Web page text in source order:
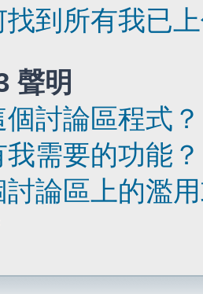
到所有我已
聲明
討論區程式？
需要的功能？
討論區上的濫